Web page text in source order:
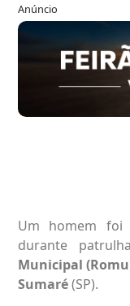
Anúncio
Um homem
durante
Municipal
Sumaré(SP).